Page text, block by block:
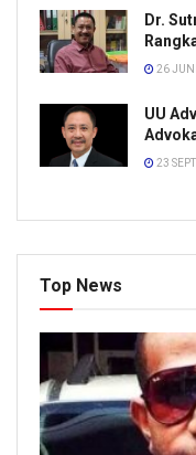
Dr.
26
UU
23
Top News